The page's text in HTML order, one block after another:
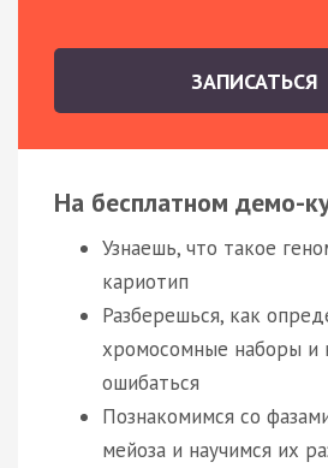
ЗАПИСАТЬСЯ
На бесплатном демо-
Узнаешь, что такое
кариотип
Разберешься, как
хромосомные наборы и
ошибаться
Познакомимся со
мейоза и научимся их